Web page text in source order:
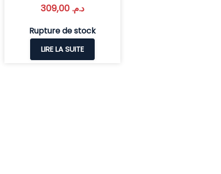
د.م.
Rupture de stock
LIRE LA SUITE